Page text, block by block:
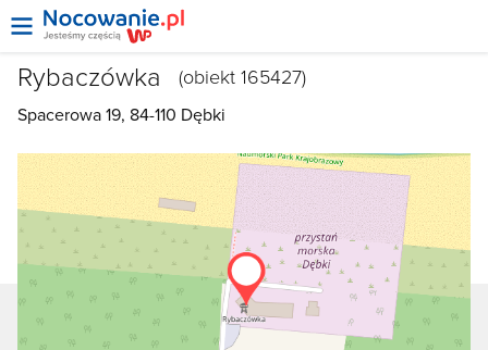
Rybaczówka (obiekt 165427)
Spacerowa 19, 84-110 Dębki